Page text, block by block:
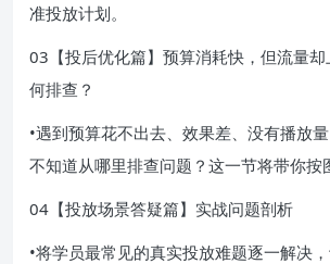
准投放计划。
03【投后优化篇】预算消耗快，但流量
何排查？
•遇到预算花不出去、效果差、没有播
不知道从哪里排查问题？这一节将带你按
04【投放场景答疑篇】实战问题剖析
•将学员最常见的真实投放难题逐一解决